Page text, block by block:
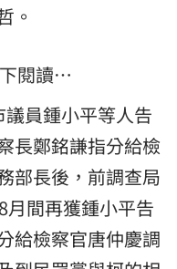
。
閱讀…
員鍾小平等人告
長鄭銘謙指分給檢
部長後，前調查局
月間再獲鍾小平告
給檢察官唐仲慶調